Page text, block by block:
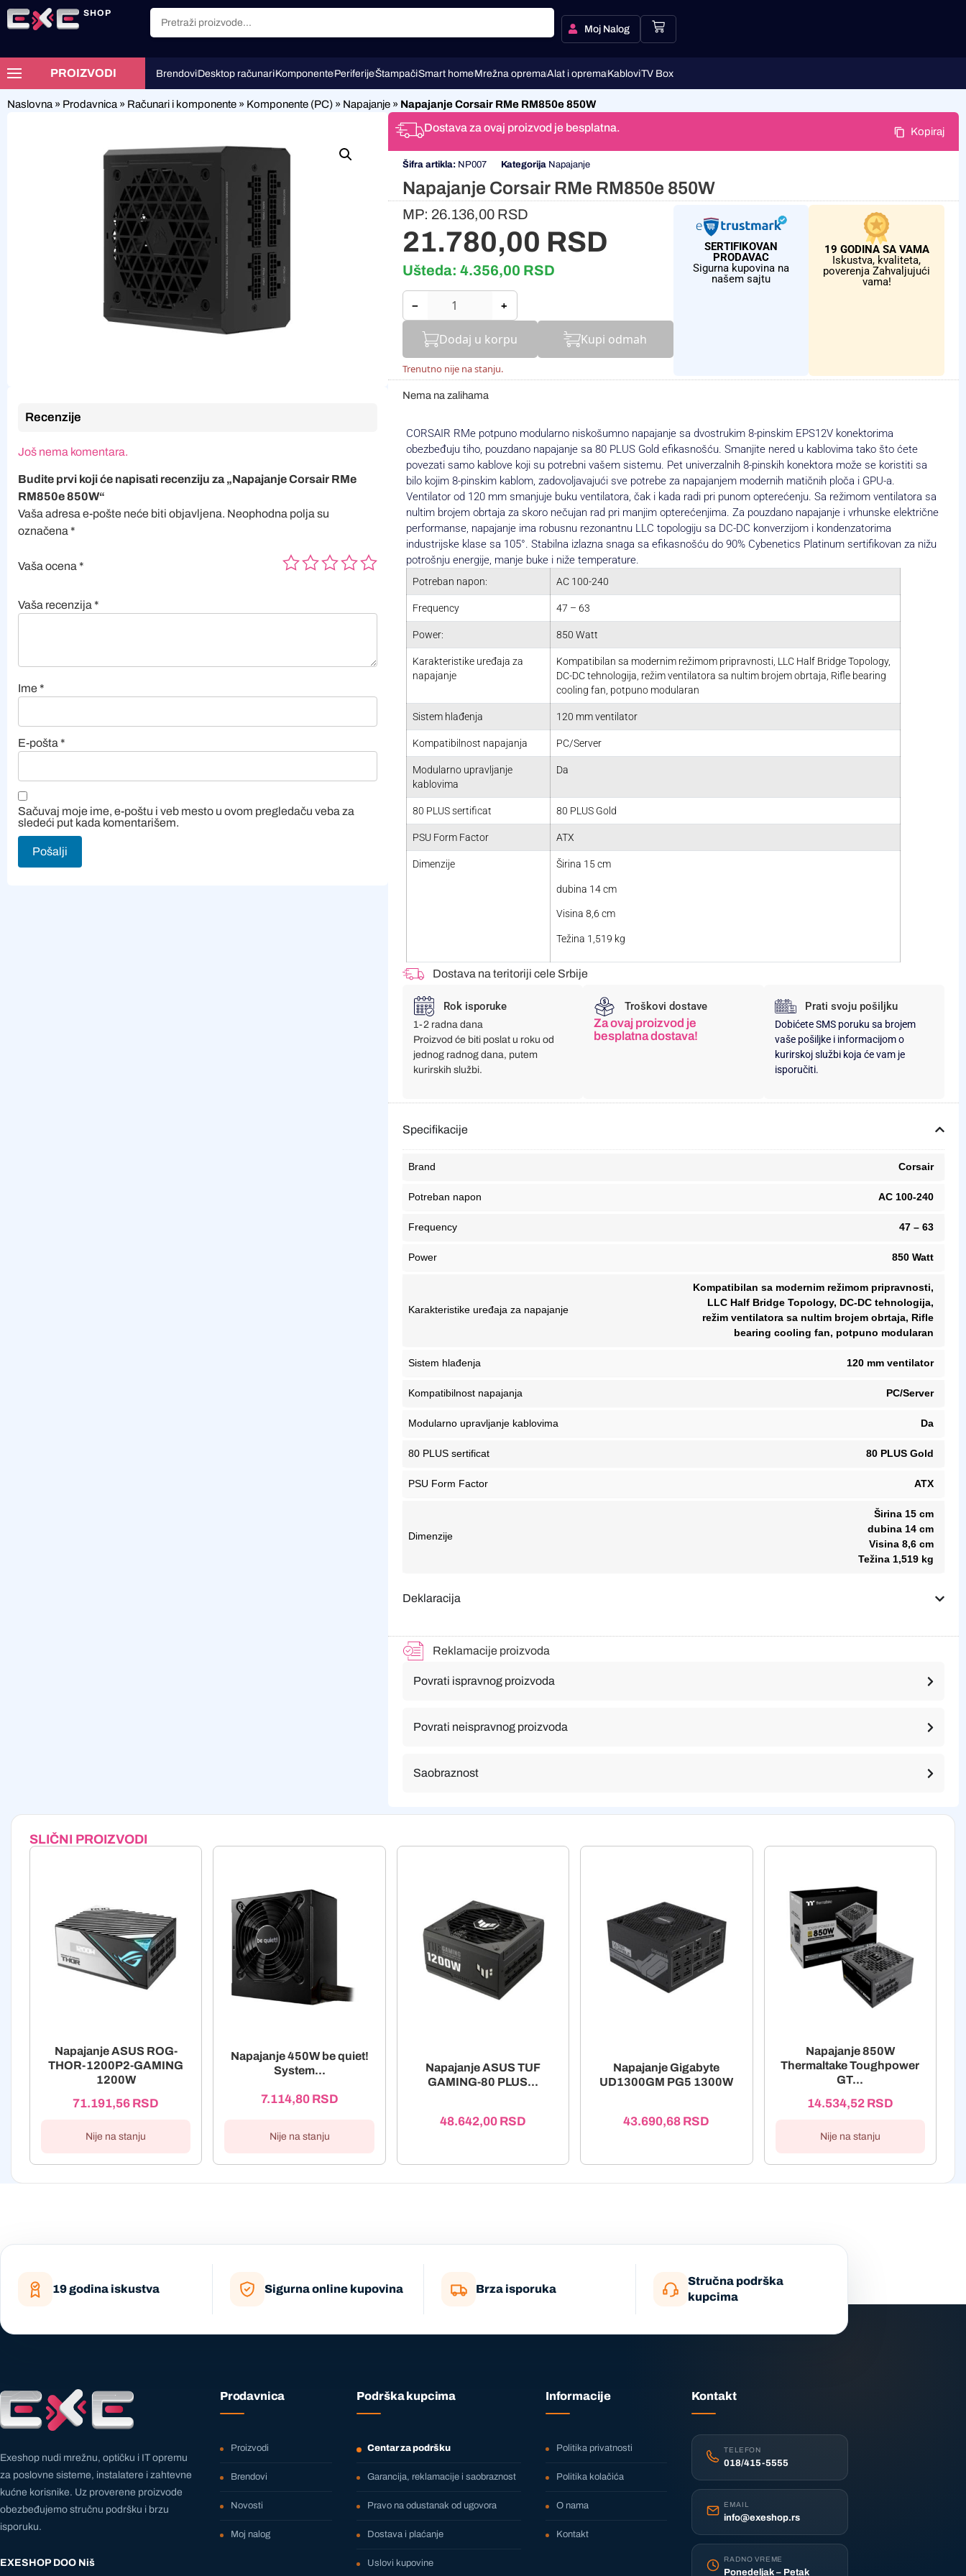
SHOP
Moj Nalog
PROIZVODI BrendoviDesktop računariKomponentePeriferijeŠtampačiSmart homeMrežna opremaAlat i opremaKabloviTV Box
Naslovna » Prodavnica » Računari i komponente » Komponente (PC) » Napajanje » Napajanje Corsair RMe RM850e 850W
Recenzije
Još nema komentara.
Budite prvi koji će napisati recenziju za „Napajanje Corsair RMe
RM850e 850W“
Vaša adresa e-pošte neće biti objavljena. Neophodna polja su
označena *
Vaša ocena *
Vaša recenzija *
Ime*
E-pošta *
Sačuvaj moje ime, e-poštu i veb mesto u ovom pregledaču veba za
sledeći put kada komentarišem.
Dostava za ovaj proizvod je besplatna. Kopiraj
Šifra artikla: NP007 Kategorija Napajanje
Napajanje Corsair RMe RM850e 850W
MP: 26.136,00 RSD
21.780,00 RSD
Ušteda: 4.356,00 RSD
− +
Dodaj u korpu Kupi odmah
Trenutno nije na stanju.
SERTIFIKOVAN
PRODAVAC
Sigurna kupovina na
našem sajtu
19 GODINA SA VAMA
Iskustva, kvaliteta,
poverenja Zahvaljujući
vama!
Nema na zalihama
CORSAIR RMe potpuno modularno niskošumno napajanje sa dvostrukim 8-pinskim EPS12V konektorima
obezbeđuju tiho, pouzdano napajanje sa 80 PLUS Gold efikasnošću. Smanjite nered u kablovima tako što ćete
povezati samo kablove koji su potrebni vašem sistemu. Pet univerzalnih 8-pinskih konektora može se koristiti sa
bilo kojim 8-pinskim kablom, zadovoljavajući sve potrebe za napajanjem modernih matičnih ploča i GPU-a.
Ventilator od 120 mm smanjuje buku ventilatora, čak i kada radi pri punom opterećenju. Sa režimom ventilatora sa
nultim brojem obrtaja za skoro nečujan rad pri manjim opterećenjima. Za pouzdano napajanje i vrhunske električne
performanse, napajanje ima robusnu rezonantnu LLC topologiju sa DC-DC konverzijom i kondenzatorima
industrijske klase sa 105°. Stabilna izlazna snaga sa efikasnošću do 90% Cybenetics Platinum sertifikovan za nižu
potrošnju energije, manje buke i niže temperature.
Potreban napon: AC 100-240
Frequency 47 – 63
Power: 850 Watt
Karakteristike uređaja za
napajanje
Kompatibilan sa modernim režimom pripravnosti, LLC Half Bridge Topology,
DC-DC tehnologija, režim ventilatora sa nultim brojem obrtaja, Rifle bearing
cooling fan, potpuno modularan
Sistem hlađenja 120 mm ventilator
Kompatibilnost napajanja PC/Server
Modularno upravljanje
kablovima
Da
80 PLUS sertificat 80 PLUS Gold
PSU Form Factor ATX
Dimenzije Širina 15 cm
dubina 14 cm
Visina 8,6 cm
Težina 1,519 kg
Dostava na teritoriji cele Srbije
Rok isporuke
1-2 radna dana
Proizvod će biti poslat u roku od
jednog radnog dana, putem
kurirskih službi.
Troškovi dostave
Za ovaj proizvod je
besplatna dostava!
Prati svoju pošiljku
Dobićete SMS poruku sa brojem
vaše pošiljke i informacijom o
kurirskoj službi koja će vam je
isporučiti.
Specifikacije
Brand Corsair
Potreban napon AC 100-240
Frequency 47 – 63
Power 850 Watt
Karakteristike uređaja za napajanje
Kompatibilan sa modernim režimom pripravnosti,
LLC Half Bridge Topology, DC-DC tehnologija,
režim ventilatora sa nultim brojem obrtaja, Rifle
bearing cooling fan, potpuno modularan
Sistem hlađenja 120 mm ventilator
Kompatibilnost napajanja PC/Server
Modularno upravljanje kablovima Da
80 PLUS sertificat 80 PLUS Gold
PSU Form Factor ATX
Dimenzije
Širina 15 cm
dubina 14 cm
Visina 8,6 cm
Težina 1,519 kg
Deklaracija
Reklamacije proizvoda
Povrati ispravnog proizvoda
Povrati neispravnog proizvoda
Saobraznost
SLIČNI PROIZVODI
Napajanje ASUS ROG-
THOR-1200P2-GAMING
1200W
71.191,56 RSD
Nije na stanju
Napajanje 450W be quiet!
System...
7.114,80 RSD
Nije na stanju
Napajanje ASUS TUF
GAMING-80 PLUS...
48.642,00 RSD
Napajanje Gigabyte
UD1300GM PG5 1300W
43.690,68 RSD
Napajanje 850W
Thermaltake Toughpower
GT...
14.534,52 RSD
Nije na stanju
19 godina iskustva Sigurna online kupovina Brza isporuka
Stručna podrška
kupcima
Exeshop nudi mrežnu, optičku i IT opremu
za poslovne sisteme, instalatere i zahtevne
kućne korisnike. Uz proverene proizvode
obezbeđujemo stručnu podršku i brzu
isporuku.
EXESHOP DOO Niš
Prodavnica
Proizvodi
Brendovi
Novosti
Moj nalog
Podrška kupcima
Centar za podršku
Garancija, reklamacije i saobraznost
Pravo na odustanak od ugovora
Dostava i plaćanje
Uslovi kupovine
Informacije
Politika privatnosti
Politika kolačića
O nama
Kontakt
Kontakt
TELEFON
018/415-5555
EMAIL
info@exeshop.rs
RADNO VREME
Ponedeljak – Petak